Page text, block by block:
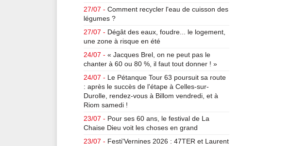
27/07 - Comment recycler l'eau de cuisson des
légumes ?
27/07 - Dégât des eaux, foudre... le logement,
une zone à risque en été
24/07 - « Jacques Brel, on ne peut pas le
chanter à 60 ou 80 %, il faut tout donner ! »
24/07 - Le Pétanque Tour 63 poursuit sa route
: après le succès de l'étape à Celles-sur-
Durolle, rendez-vous à Billom vendredi, et à
Riom samedi !
23/07 - Pour ses 60 ans, le festival de La
Chaise Dieu voit les choses en grand
23/07 - Festi'Vernines 2026 : 47TER et Laurent